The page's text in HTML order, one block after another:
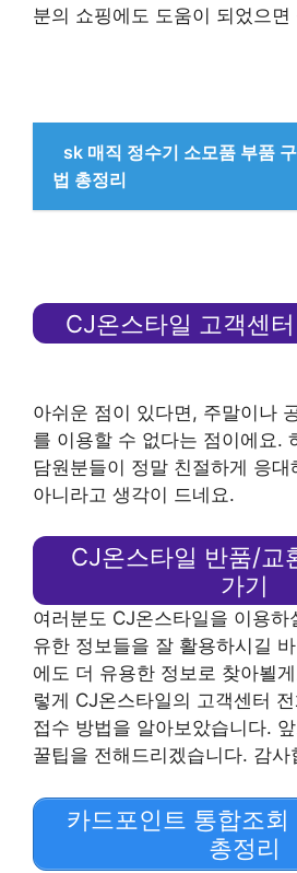
분의 쇼핑에도 도움이 되었으면
sk 매직 정수기 소모품 부품
법 총정리
CJ온스타일 고객센
아쉬운 점이 있다면, 주말이나
를 이용할 수 없다는 점이에요.
담원분들이 정말 친절하게 응
아니라고 생각이 드네요.
CJ온스타일 반품/교
가기
여러분도 CJ온스타일을 이용하
유한 정보들을 잘 활용하시길
에도 더 유용한 정보로 찾아뵐
렇게 CJ온스타일의 고객센터
접수 방법을 알아보았습니다.
꿀팁을 전해드리겠습니다. 감사
카드포인트 통합조회
총정리